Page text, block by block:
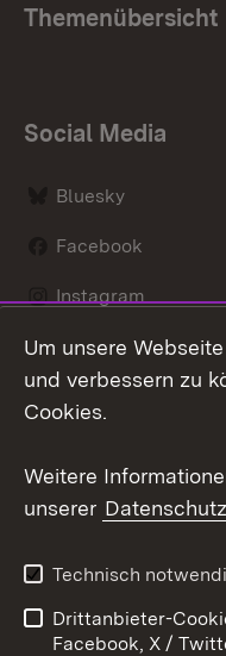
Themenübersicht
Social Media
Bluesky
Facebook
Instagram
LinkedIn
Datenschutz
Impressum
Um unsere
und verbessern zu
Cookies.
Weitere
unserer
Technisch
Drittanbieter-
Facebook, X /